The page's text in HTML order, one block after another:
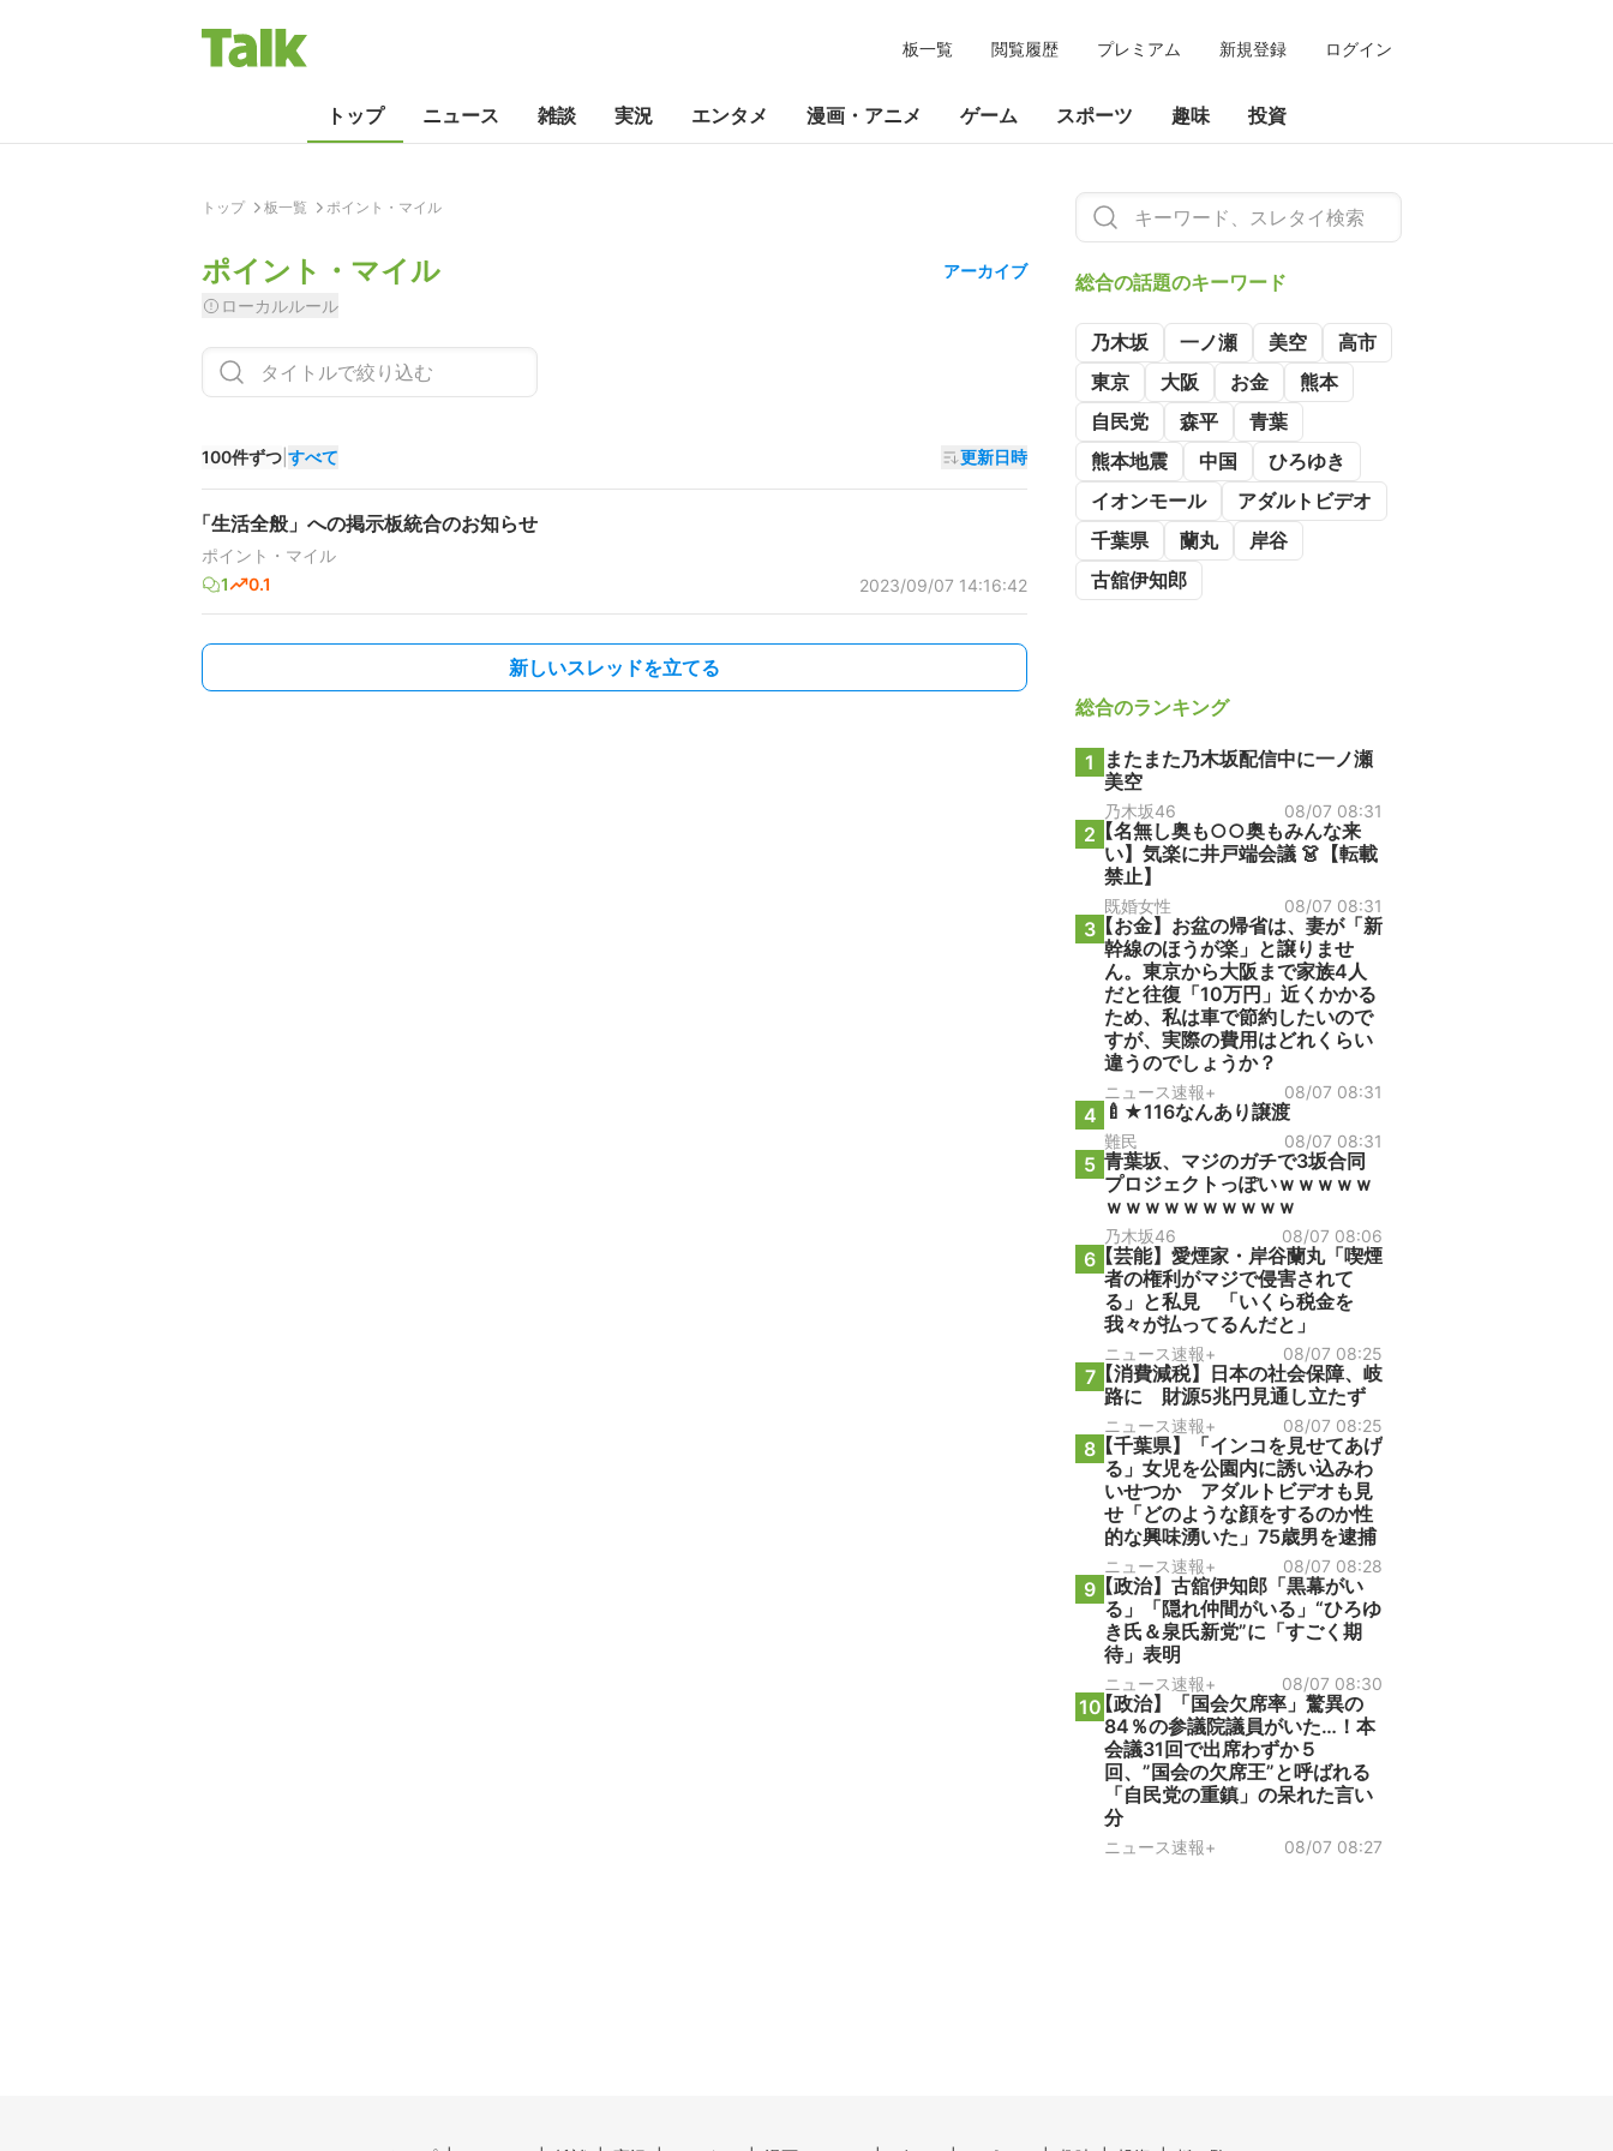
板一覧 閲覧履歴 プレミアム 新規登録 ログイン
トップ ニュース 雑談 実況 エンタメ 漫画・アニメ ゲーム スポーツ 趣味 投資
トップ 板一覧 ポイント・マイル
ポイント・マイル
アーカイブ
ローカルルール
100件ずつ すべて 更新日時
「生活全般」への掲示板統合のお知らせ
ポイント・マイル
1
0.1 2023/09/07 14:16:42
新しいスレッドを立てる
総合の話題のキーワード
乃木坂 一ノ瀬 美空
高市
東京
大阪 お金
熊本
自民党
森平
青葉
熊本地震
中国
ひろゆき
イオンモール
アダルトビデオ
千葉県
蘭丸
岸谷
古舘伊知郎
総合のランキング
1
またまた乃木坂配信中に一ノ瀬
美空
乃木坂46 08/07 08:31
2 【名無し奥も○○奥もみんな来
い】気楽に井戸端会議 👗【転載
禁止】
既婚女性 08/07 08:31
3【お金】お盆の帰省は、妻が「新
幹線のほうが楽」と譲りませ
ん。東京から大阪まで家族4人
だと往復「10万円」近くかかる
ため、私は車で節約したいので
すが、実際の費用はどれくらい
違うのでしょうか？
ニュース速報+ 08/07 08:31
4 🍼★116なんあり譲渡
難民 08/07 08:31
5 青葉坂、マジのガチで3坂合同
プロジェクトっぽいｗｗｗｗｗ
ｗｗｗｗｗｗｗｗｗｗ
乃木坂46 08/07 08:06
6【芸能】愛煙家・岸谷蘭丸「喫煙
者の権利がマジで侵害されて
る」と私見 「いくら税金を
我々が払ってるんだと」
ニュース速報+ 08/07 08:25
7【消費減税】日本の社会保障、岐
路に 財源5兆円見通し立たず
ニュース速報+ 08/07 08:25
8【千葉県】「インコを見せてあげ
る」女児を公園内に誘い込みわ
いせつか アダルトビデオも見
せ「どのような顔をするのか性
的な興味湧いた」75歳男を逮捕
ニュース速報+ 08/07 08:28
9【政治】古舘伊知郎「黒幕がい
る」「隠れ仲間がいる」“ひろゆ
き氏＆泉氏新党”に「すごく期
待」表明
ニュース速報+ 08/07 08:30
10【政治】「国会欠席率」驚異の
84％の参議院議員がいた…！本
会議31回で出席わずか５
回、”国会の欠席王”と呼ばれる
「自民党の重鎮」の呆れた言い
分
ニュース速報+ 08/07 08:27